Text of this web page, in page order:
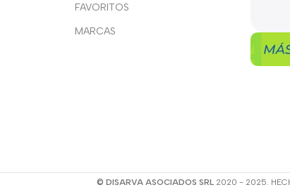
FAVORITOS
MARCAS
© DISARVA ASOCIADOS SRL 2020 - 2025.